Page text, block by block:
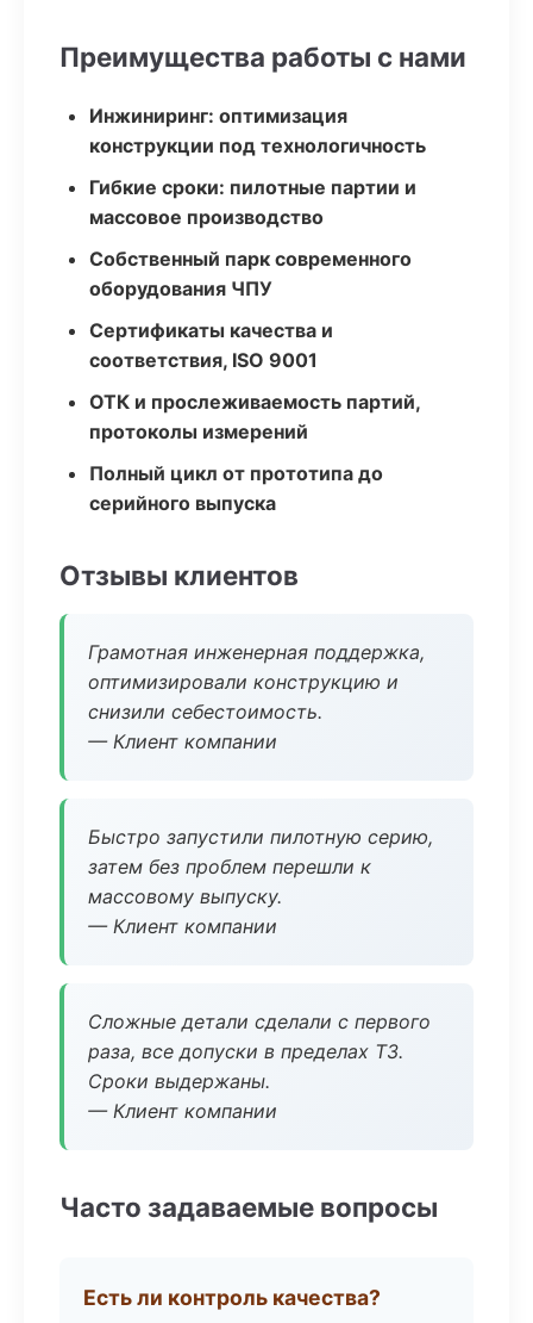
Преимущества работы с нами
Инжиниринг: оптимизация
конструкции под технологичность
Гибкие сроки: пилотные партии и
массовое производство
Собственный парк современного
оборудования ЧПУ
Сертификаты качества и
соответствия, ISO 9001
ОТК и прослеживаемость партий,
протоколы измерений
Полный цикл от прототипа до
серийного выпуска
Отзывы клиентов
Грамотная инженерная поддержка,
оптимизировали конструкцию и
снизили себестоимость.
— Клиент компании
Быстро запустили пилотную серию,
затем без проблем перешли к
массовому выпуску.
— Клиент компании
Сложные детали сделали с первого
раза, все допуски в пределах ТЗ.
Сроки выдержаны.
— Клиент компании
Часто задаваемые вопросы
Есть ли контроль качества?